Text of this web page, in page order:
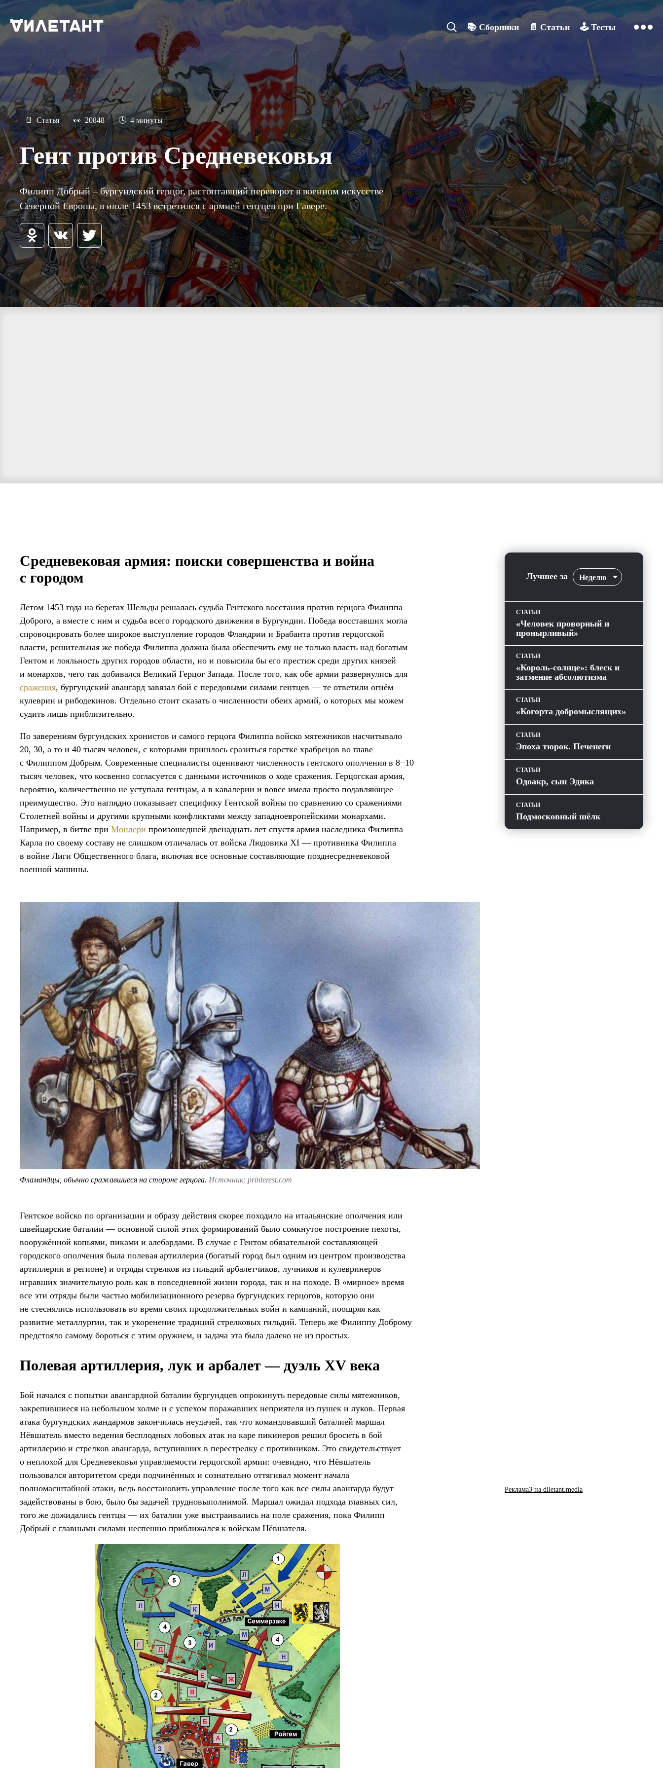
📚 Сборники 📄 Статьи 🕹️ Тесты
📄 Статья 👀 20848 🕓 4 минуты
Гент против Средневековья
Филипп Добрый – бургундский герцог, растоптавший переворот в военном искусстве
Северной Европы, в июле 1453 встретился с армией гентцев при Гавере.
Средневековая армия: поиски совершенства и война
с городом
Летом 1453 года на берегах Шельды решалась судьба Гентского восстания против герцога Филиппа
Доброго, а вместе с ним и судьба всего городского движения в Бургундии. Победа восставших могла
спровоцировать более широкое выступление городов Фландрии и Брабанта против герцогской
власти, решительная же победа Филиппа должна была обеспечить ему не только власть над богатым
Гентом и лояльность других городов области, но и повысила бы его престиж среди других князей
и монархов, чего так добивался Великий Герцог Запада. После того, как обе армии развернулись для
сражения, бургундский авангард завязал бой с передовыми силами гентцев — те ответили огнём
кулеврин и рибодекинов. Отдельно стоит сказать о численности обеих армий, о которых мы можем
судить лишь приблизительно.
По заверениям бургундских хронистов и самого герцога Филиппа войско мятежников насчитывало
20, 30, а то и 40 тысяч человек, с которыми пришлось сразиться горстке храбрецов во главе
с Филиппом Добрым. Современные специалисты оценивают численность гентского ополчения в 8−10
тысяч человек, что косвенно согласуется с данными источников о ходе сражения. Герцогская армия,
вероятно, количественно не уступала гентцам, а в кавалерии и вовсе имела просто подавляющее
преимущество. Это наглядно показывает специфику Гентской войны по сравнению со сражениями
Столетней войны и другими крупными конфликтами между западноевропейскими монархами.
Например, в битве при Монлери произошедшей двенадцать лет спустя армия наследника Филиппа
Карла по своему составу не слишком отличалась от войска Людовика XI — противника Филиппа
в войне Лиги Общественного блага, включая все основные составляющие позднесредневековой
военной машины.
Фламандцы, обычно сражавшиеся на стороне герцога. Источник: printerest.com
Гентское войско по организации и образу действия скорее походило на итальянские ополчения или
швейцарские баталии — основной силой этих формирований было сомкнутое построение пехоты,
вооружённой копьями, пиками и алебардами. В случае с Гентом обязательной составляющей
городского ополчения была полевая артиллерия (богатый город был одним из центром производства
артиллерии в регионе) и отряды стрелков из гильдий арбалетчиков, лучников и кулевринеров
игравших значительную роль как в повседневной жизни города, так и на походе. В «мирное» время
все эти отряды были частью мобилизационного резерва бургундских герцогов, которую они
не стеснялись использовать во время своих продолжительных войн и кампаний, поощряя как
развитие металлургии, так и укоренение традиций стрелковых гильдий. Теперь же Филиппу Доброму
предстояло самому бороться с этим оружием, и задача эта была далеко не из простых.
Полевая артиллерия, лук и арбалет — дуэль XV века
Бой начался с попытки авангардной баталии бургундцев опрокинуть передовые силы мятежников,
закрепившиеся на небольшом холме и с успехом поражавших неприятеля из пушек и луков. Первая
атака бургундских жандармов закончилась неудачей, так что командовавший баталией маршал
Нёвшатель вместо ведения бесплодных лобовых атак на каре пикинеров решил бросить в бой
артиллерию и стрелков авангарда, вступивших в перестрелку с противником. Это свидетельствует
о неплохой для Средневековья управляемости герцогской армии: очевидно, что Нёвшатель
пользовался авторитетом среди подчинённых и сознательно оттягивал момент начала
полномасштабной атаки, ведь восстановить управление после того как все силы авангарда будут
задействованы в бою, было бы задачей трудновыполнимой. Маршал ожидал подхода главных сил,
того же дожидались гентцы — их баталии уже выстраивались на поле сражения, пока Филипп
Добрый с главными силами неспешно приближался к войскам Нёвшателя.
Лучшее за Неделю
СТАТЬИ
«Человек проворный и
пронырливый»
СТАТЬИ
«Король-солнце»: блеск и
затмение абсолютизма
СТАТЬИ
«Когорта добромыслящих»
СТАТЬИ
Эпоха тюрок. Печенеги
СТАТЬИ
Одоакр, сын Эдика
СТАТЬИ
Подмосковный шёлк
Реклама3 на diletant.media